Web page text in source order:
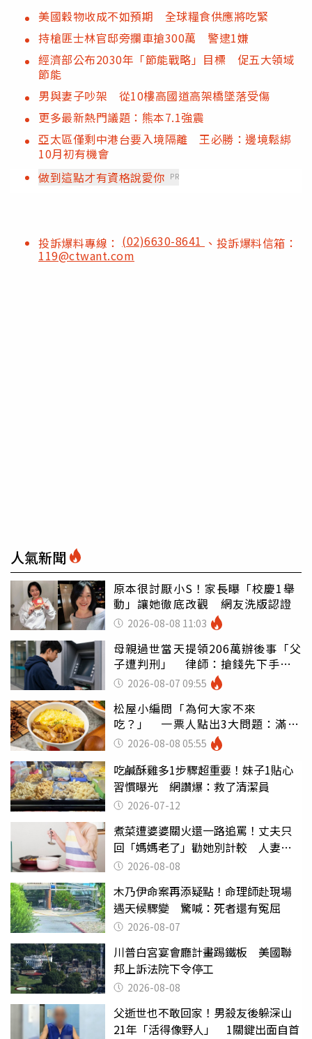
美國穀物收成不如預期 全球糧食供應將吃緊
持槍匪士林官邸旁攔車搶300萬 警逮1嫌
經濟部公布2030年「節能戰略」目標 促五大領域
節能
男與妻子吵架 從10樓高國道高架橋墜落受傷
更多最新熱門議題：熊本7.1強震
亞太區僅剩中港台要入境隔離 王必勝：邊境鬆綁
10月初有機會
做到這點才有資格說愛你 PR
投訴爆料專線： (02)6630-8641 、投訴爆料信箱：
119@ctwant.com
人氣新聞
原本很討厭小S！家長曝「校慶1舉
動」讓她徹底改觀 網友洗版認證
2026-08-08 11:03
母親過世當天提領206萬辦後事「父
子遭判刑」 律師：搶錢先下手是
罪 2026-08-07 09:55
松屋小編問「為何大家不來
吃？」 一票人點出3大問題：滿手
好牌打到爛
2026-08-08 05:55
吃鹹酥雞多1步驟超重要！妹子1貼心
習慣曝光 網讚爆：救了清潔員
2026-07-12
煮菜遭婆婆關火還一路追罵！丈夫只
回「媽媽老了」勸她別計較 人妻超
崩潰：我像台傭
2026-08-08
木乃伊命案再添疑點！命理師赴現場
遇天候驟變 驚喊：死者還有冤屈
2026-08-07
川普白宮宴會廳計畫踢鐵板 美國聯
邦上訴法院下令停工
2026-08-08
父逝世也不敢回家！男殺友後躲深山
21年「活得像野人」 1關鍵出面自首